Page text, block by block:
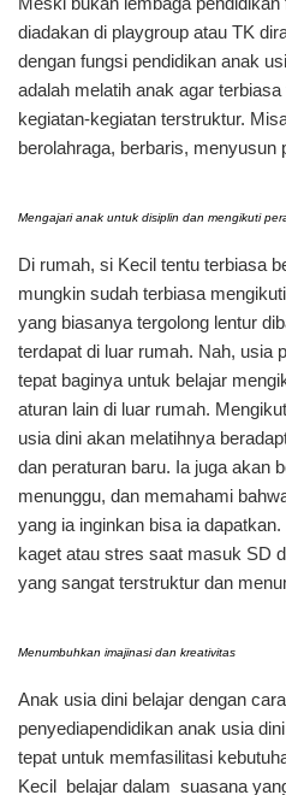
diadakan di playgroup atau TK
dengan fungsi pendidikan anak
adalah melatih anak agar
kegiatan-kegiatan terstruktur.
berolahraga, berbaris, menyusun
Mengajari anak untuk disiplin dan mengikuti
Di rumah, si Kecil tentu terbiasa
mungkin sudah terbiasa
yang biasanya tergolong lentur
terdapat di luar rumah. Nah, usia
tepat baginya untuk belajar
aturan lain di luar rumah.
usia dini akan melatihnya
dan peraturan baru. Ia juga akan
menunggu, dan memahami
yang ia inginkan bisa ia
kaget atau stres saat masuk SD
yang sangat terstruktur dan
Menumbuhkan imajinasi dan kreativitas
Anak usia dini belajar dengan
penyediapendidikan anak usia
tepat untuk memfasilitasi
Kecil belajar dalam suasana